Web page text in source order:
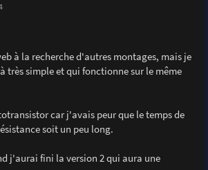
prevSensorValue>3){
à la recherche d'autres montages, mais je
très simple et qui fonctionne sur le même
car j'avais peur que le temps de
soit un peu long.
j'aurai fini la version 2 qui aura une